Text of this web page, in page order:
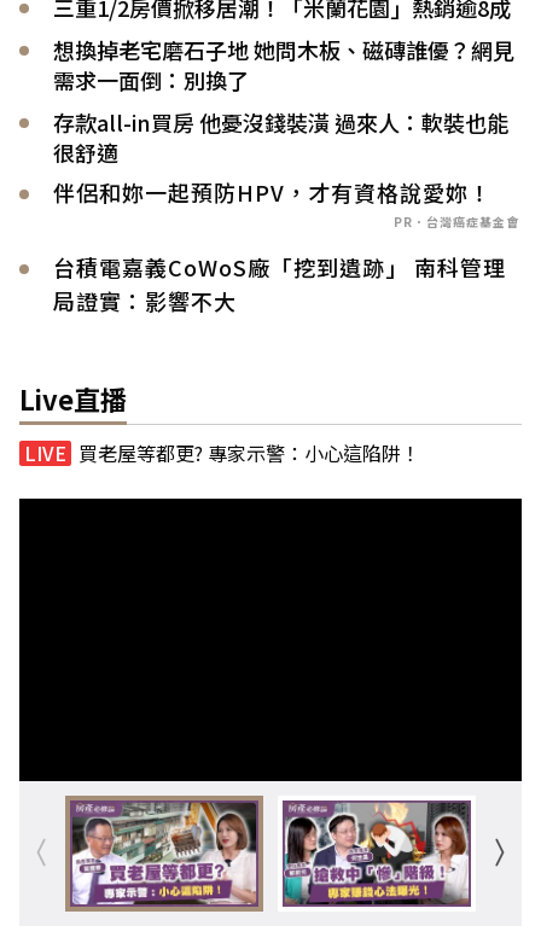
三重1/2房價掀移居潮！「米蘭花園」熱銷逾8成
想換掉老宅磨石子地 她問木板、磁磚誰優？網見
需求一面倒：別換了
存款all-in買房 他憂沒錢裝潢 過來人：軟裝也能
很舒適
伴侶和妳一起預防HPV，才有資格說愛妳！
PR．台灣癌症基金會
台積電嘉義CoWoS廠「挖到遺跡」 南科管理
局證實：影響不大
Live直播
買老屋等都更? 專家示警：小心這陷阱！